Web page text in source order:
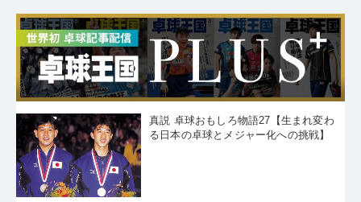
ルスベスト4が決定
・前回王者・飯村悠太／木方圭介は敗れる。男子ダブルスは地
元・名電＆愛工大から3ペアが準決勝進出
・女子ダブルスはベスト4が決定。準決勝は麻生麗名／笹尾明日香
vs.平野美宇／木原美悠、大藤沙月／横井咲桜vs.張本美和／長﨑美
柚に
・松島輝空／張本美和は順調に混合ダブルス準々決勝進出。吉村
和弘／長﨑美柚は前回準優勝ペアを破る
・男子ダブルスは愛工大名電高＆愛知工業大から4ペアがベスト8
へ。連覇狙う飯村悠太／木方圭介は辛勝で5回戦を突破
・前回V・麻生麗名／笹尾明日香は苦戦乗り越え女子ダブルス8強
入り。張本美和／長﨑美柚、大藤沙月／横井咲桜、佐藤瞳／芝田
沙季も準々決勝へ
・ ダブルス頂上決定戦がスタート。新女王・張本美和は、本日の
女子複・混合複2回戦に登場
・2026全日本（ダブルスの部）各都道府県代表はこのペア！ その
3〈滋賀~沖縄〉
・2026全日本卓球（ダブルスの部）各都道府県代表はこのペア！
その2 〈東京都〜岐阜県〉
・
2026全日本卓球（ダブルスの部）各都道府県代表はこのペア！
その1 〈北海道〜千葉県〉
真説 卓球おもしろ物語27【生まれ変わ
る日本の卓球とメジャー化への挑戦】